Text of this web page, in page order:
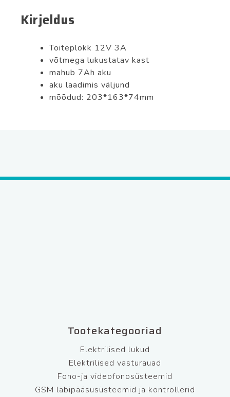
Kirjeldus
Toiteplokk 12V 3A
võtmega lukustatav kast
mahub 7Ah aku
aku laadimis väljund
mõõdud: 203*163*74mm
Tootekategooriad
Elektrilised lukud
Elektrilised vasturauad
Fono-ja videofonosüsteemid
GSM läbipääsusüsteemid ja kontrollerid